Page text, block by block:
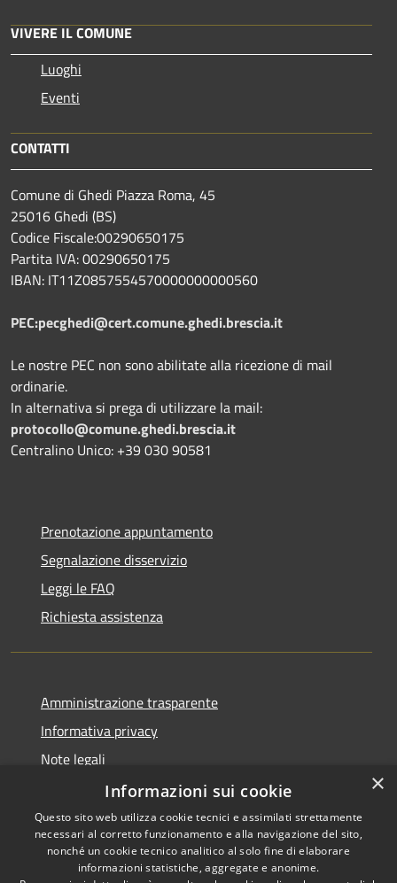
VIVERE IL COMUNE
Luoghi
Eventi
CONTATTI
Comune di Ghedi Piazza Roma, 45
25016 Ghedi (BS)
Codice Fiscale:00290650175
Partita IVA: 00290650175
IBAN: IT11Z0857554570000000000560
PEC:pecghedi@cert.comune.ghedi.brescia.it
Le nostre PEC non sono abilitate alla ricezione di mail
ordinarie.
In alternativa si prega di utilizzare la mail:
protocollo@comune.ghedi.brescia.it
Centralino Unico: +39 030 90581
Prenotazione appuntamento
Segnalazione disservizio
Leggi le FAQ
Richiesta assistenza
Amministrazione trasparente
Informativa privacy
Note legali
Dichiarazione di accessibilità
RSS Copyright © 2026 • Comune di
×
Informazioni sui cookie
Questo sito web utilizza cookie tecnici e assimilati strettamente
necessari al corretto funzionamento e alla navigazione del sito,
nonché un cookie tecnico analitico al solo fine di elaborare
informazioni statistiche, aggregate e anonime.